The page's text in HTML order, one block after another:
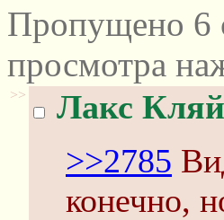
Пропущено 6
просмотра
>> Лакс
>>2785
конечно,